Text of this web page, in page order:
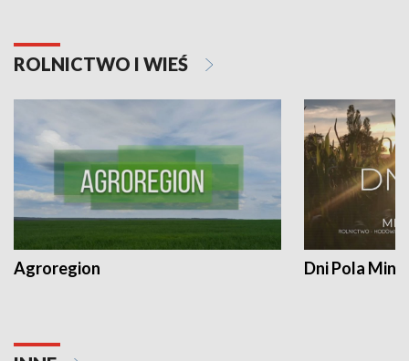
ROLNICTWO I WIEŚ
Agroregion Dni Pola